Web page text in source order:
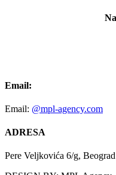
Email:
Email: @mpl-agency.com
ADRESA
Pere Veljkovića 6/g, Beograd